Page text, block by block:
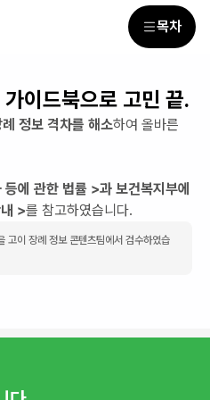
목차
이드북으로 고민 끝.
정보 격차를 해소하여 올바른
에 관한 법률 >과 보건복지부에
>를 참고하였습니다.
고이 장례 정보 콘텐츠팀에서 검수하였습